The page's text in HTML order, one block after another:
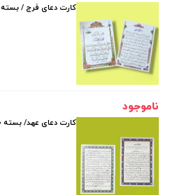
کارت دعای فرج / بسته 50 عددی
ناموجود
کارت دعای عهد/ بسته 50 عددی